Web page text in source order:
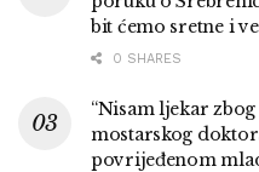
bit ćemo sretne i
0 SHARES
“Nisam ljekar
mostarskog
povrijeđenom